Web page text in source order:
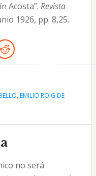
Acosta”. Revista
1926, pp. 8,25.
, EMILIO ROIG DE
no será